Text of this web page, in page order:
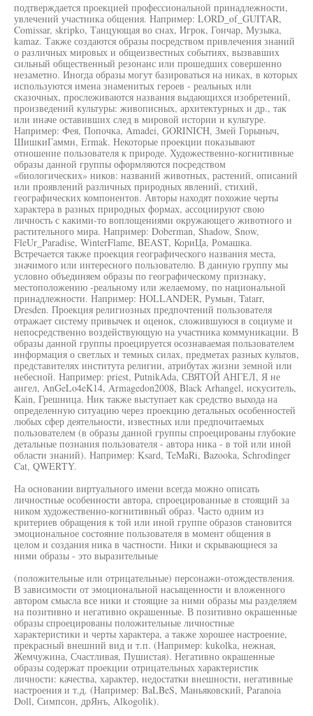
подтверждается проекцией профессиональной принадлежности,
увлечений участника общения. Например: LORD_of_GUITAR,
Comissar, skripko, Танцующая во снах, Игрок, Гончар, Музыка,
kamaz. Также создаются образы посредством привлечения знаний
о различных мировых и общеизвестных событиях, вызвавших
сильный общественный резонанс или прошедших совершенно
незаметно. Иногда образы могут базироваться на никах, в которых
используются имена знаменитых героев - реальных или
сказочных, прослеживаются названия выдающихся изобретений,
произведений культуры: живописных, архитектурных и др., так
или иначе оставивших след в мировой истории и культуре.
Например: Фея, Попочка, Amadei, GORINICH, Змей Горыныч,
ШишкиГаммн, Ermak. Некоторые проекции показывают
отношение пользователя к природе. Художественно-когнитивные
образы данной группы оформляются посредством
«биологических» ников: названий животных, растений, описаний
или проявлений различных природных явлений, стихий,
географических компонентов. Авторы находят похожие черты
характера в разных природных формах, ассоциируют свою
личность с какими-то воплощениями окружающего животного и
растительного мира. Например: Doberman, Shadow, Snow,
FleUr_Paradise, WinterFlame, BEAST, КориЦа, Ромашка.
Встречается также проекция географического названия места,
значимого или интересного пользователю. В данную группу мы
условно объединяем образы по географическому признаку,
местоположению -реальному или желаемому, по национальной
принадлежности. Например: HOLLANDER, Румын, Tatarr,
Dresden. Проекция религиозных предпочтений пользователя
отражает систему привычек и оценок, сложившуюся в социуме и
непосредственно воздействующую на участника коммуникации. В
образы данной группы проецируется осознаваемая пользователем
информация о светлых и темных силах, предметах разных культов,
представителях института религии, атрибутах жизни земной или
небесной. Например: priest, PutnikAda, СВЯТОЙ АНГЕЛ, Я не
ангел, AnGeLo4eK14, Armagedon2008, Black Arhangel, искуситель,
Kain, Грешница. Ник также выступает как средство выхода на
определенную ситуацию через проекцию детальных особенностей
любых сфер деятельности, известных или предпочитаемых
пользователем (в образы данной группы спроецированы глубокие
детальные познания пользователя - автора ника - в той или иной
области знаний). Например: Ksard, TeMaRi, Bazooka, Schrodinger
Cat, QWERTY.
На основании виртуального имени всегда можно описать
личностные особенности автора, спроецированные в стоящий за
ником художественно-когнитивный образ. Часто одним из
критериев обращения к той или иной группе образов становится
эмоциональное состояние пользователя в момент общения в
целом и создания ника в частности. Ники и скрывающиеся за
ними образы - это выразительные
(положительные или отрицательные) персонажи-отождествления.
В зависимости от эмоциональной насыщенности и вложенного
автором смысла все ники и стоящие за ними образы мы разделяем
на позитивно и негативно окрашенные. В позитивно окрашенные
образы спроецированы положительные личностные
характеристики и черты характера, а также хорошее настроение,
прекрасный внешний вид и т.п. (Например: kukolka, нежная,
Жемчужина, Счастливая, Пушистая). Негативно окрашенные
образы содержат проекции отрицательных характеристик
личности: качества, характер, недостатки внешности, негативные
настроения и т.д. (Например: BaLBeS, Маньяковский, Paranoia
Doll, Симпсон, дрЯнъ, Alkogolik).